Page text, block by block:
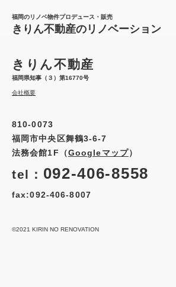
福岡のリノベ物件プロデュース・販売
きりん不動産のリノベーション
きりん不動産
福岡県知事（３）第16770号
会社概要
810-0073
福岡市中央区舞鶴3-6-7
法務会館1F（Googleマップ）
tel： 092-406-8558
fax:092-406-8007
©2021 KIRIN NO RENOVATION